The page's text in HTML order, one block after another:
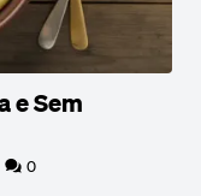
e Sem
0